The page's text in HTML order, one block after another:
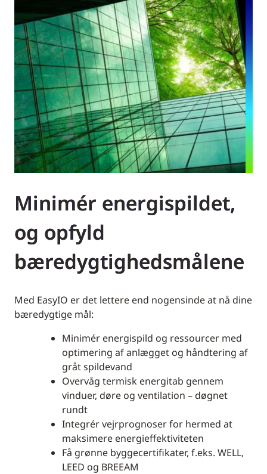
Minimér energispildet,
og opfyld
bæredygtighedsmålene
Med EasyIO er det lettere end nogensinde at nå dine
bæredygtige mål:
Minimér energispild og ressourcer med
optimering af anlægget og håndtering af
gråt spildevand
Overvåg termisk energitab gennem
vinduer, døre og ventilation – døgnet
rundt
Integrér vejrprognoser for hermed at
maksimere energieffektiviteten
Få grønne byggecertifikater, f.eks. WELL,
LEED og BREEAM